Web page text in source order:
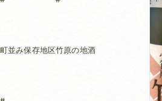
町並み保存地区竹原の地酒